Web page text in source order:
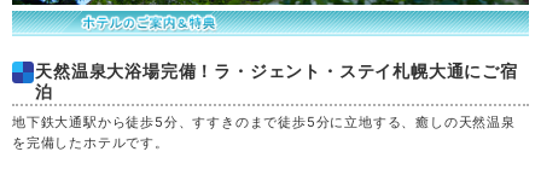
天然温泉大浴場完備！ラ・ジェント・ステイ札幌大通にご宿
泊
地下鉄大通駅から徒歩5分、すすきのまで徒歩5分に立地する、癒しの天然温泉
を完備したホテルです。